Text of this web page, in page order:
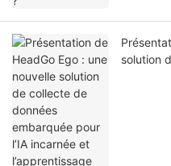
solution